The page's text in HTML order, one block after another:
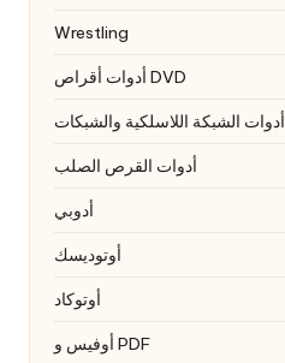
Wrestling
أدوات أقراص DVD
أدوات الشبكة اللاسلكية والشبكات
أدوات القرص الصلب
أدوبي
أوتوديسك
أوتوكاد
أوفيس و PDF